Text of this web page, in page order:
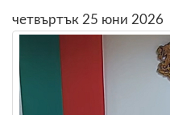
четвъртък 25 юни 2026